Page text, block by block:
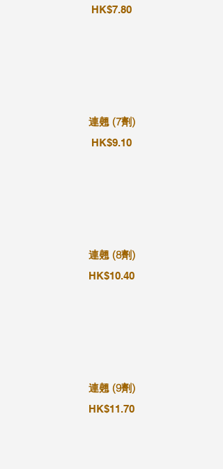
HK$7.80
連翹 (7劑)
HK$9.10
連翹 (8劑)
HK$10.40
連翹 (9劑)
HK$11.70